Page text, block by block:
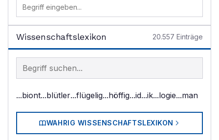
Wissenschaftslexikon 20.557 Einträge
Begriff im Lexikon suchen
...biont...blütler...flügelig...höffig...id...ik...logie...man
WAHRIG WISSENSCHAFTSLEXIKON